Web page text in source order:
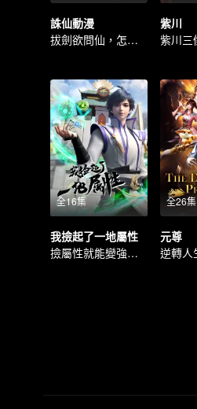
誅仙動漫
拔劍欲問仙，怎修心無念
紫川
全16集
我撿起了一地屬性
撿屬性就能變強，玩轉修真界
全26集
元尊